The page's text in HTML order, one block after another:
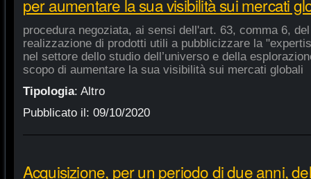
per aumentare la sua visibilità sui mercati
procedura negoziata, ai sensi dell'art. 63, comma 6,
realizzazione di prodotti utili a pubblicizzare la
nel settore dello studio dell’universo e della
scopo di aumentare la sua visibilità sui mercati globali
Tipologia: Altro
Pubblicato il: 09/10/2020
Acquisizione, per un periodo di due anni,